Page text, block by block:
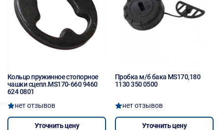
Кольцо пружинное стопорное
чашки сцепл.MS170-660 9460
624 0801
нет отзывов
Уточнить цену
Пробка м/б бака MS170,180
1130 350 0500
нет отзывов
Уточнить цену